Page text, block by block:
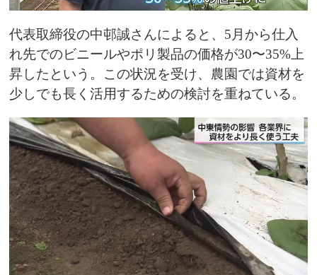
代表取締役の中邨誠さんによると、5月から仕入
れ先でのビニールやポリ製品の価格が30〜35%上
昇したという。この状況を受け、農園では資材を
少しでも長く活用するための検討を重ねている。